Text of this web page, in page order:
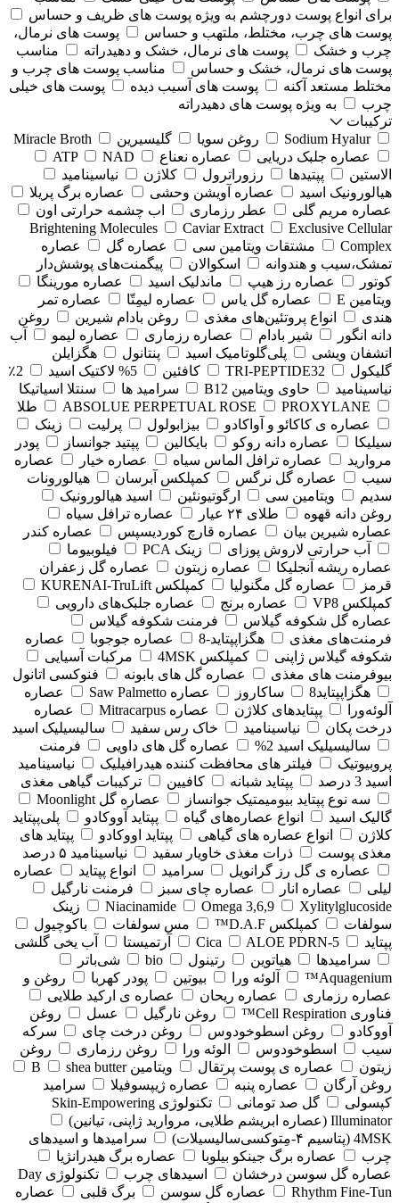
برای انواع پوست دورچشم به ویژه پوست های ظریف و حساس
پوست های چرب، مختلط، ملتهب و حساس
پوست های نرمال،
چرب و خشک
پوست های نرمال، خشک و دهیدراته
مناسب
پوست های نرمال، خشک و حساس
مناسب پوست های چرب و
مختلط مستعد آکنه
پوست های آسیب دیده
پوست های خیلی
چرب
به ویژه پوست های دهیدراته
ترکیبات
Sodium Hyalur
روغن سویا گلیسیرین
Miracle Broth
عصاره جلبک دریایی
عصاره نعناع ATP
NAD
الاستین
پپتیدها رزوراترول کلاژن
⁠نیاسینامید
هیالورونیک اسید
عصاره آویشن وحشی
عصاره برگ پریلا
عصاره مریم گلی
عطر رزماری
اب چشمه حرارتی اون
Brightening Molecules
Caviar Extract
Exclusive Cellular
Complex
مشتقات ویتامین سی عصاره گل
عصاره
تمشک،سیب و هندوانه
اسکوالان
پیگمنت‌های پوشش‌دار
کوتور
عصاره رز هیپ ماندلیک اسید
عصاره مورینگا
ویتامین E
عصاره گل یاس عصاره لیمِتّا
عصاره تمر
هندی
انواع پروتئین‌های مغذی روغن بادام شیرین
روغن
دانه انگور
شیر بادام عصاره رزماری عصاره لیمو
آب
اتشفان ویشی
پلی‌گلوتامیک اسید پنتانول
هگزایلن
گلیکول
TRI-PEPTIDE32 کافئین 5% لاکتیک اسید
2٪
نیاسینامید
حاوی ویتامین B12 سرامید ها
سنتلا اسیاتیکا
ABSOLUE PERPETUAL ROSE
PROXYLANE
طلا
عصاره ی کاکائو و آواکادو
بیزابولول پرلیت
زینک
سیلیکا
عصاره دانه روکو بایکالین پپتید جوانساز
پودر
مروارید
عصاره ترافل الماس سیاه عصاره خیار
عصاره
سیب
عصاره گل نرگس کمپلکس آبرسان
هیالورونات
سدیم
ویتامین سی ارگوتیونئین
اسید هیالورونیک
روغن دانه قهوه
طلای ۲۴ عیار
عصاره ترافل سیاه
عصاره شیرین بیان
عصاره قارچ کوردیسپس
عصاره کندر
آب حرارتی لاروش پوزای
زینک PCA
فیلوبیوما
عصاره ریشه آنجلیکا
عصاره زیتون
عصاره گل زعفران
قرمز
عصاره گل مگنولیا
کمپلکس KURENAI-TruLift
کمپلکس VP8
عصاره برنج
عصاره جلبک‌های دارویی
عصاره گل شکوفه گیلاس
فرمنت شکوفه گیلاس
فرمنت‌های مغذی
هگزاپپتاید-8 عصاره جوجوبا
عصاره
شکوفه گیلاس ژاپنی
کمپلکس 4MSK
مرکبات آسیایی
بیوفرمنت های مغذی
عصاره گل های بابونه
فنوکسی اتانول
هگزاپپتاید8
ساکاروز عصاره Saw Palmetto
عصاره
آلوئه‌ورا
پپتایدهای کلاژن عصاره Mitracarpus
عصاره
درخت پکان
نیاسینامید خاک رس سفید
سالیسیلیک اسید
سالیسیلیک اسید 2%
عصاره گل های داویی
فرمنت
پروبیوتیک
فیلتر های محافظت کننده هیدرافیلیک
نیاسینامید
اسید 3 درصد
پپتاید شبانه کافیین
ترکیبات گیاهی مغذی
سه نوع پپتاید بیومیمتیک جوانساز
عصاره گل Moonlight
گالیک اسید
انواع عصاره‌های گیاه پپتاید آووکادو
پلی‌پپتاید
کلاژن
انواع عصاره های گیاهی پپتاید اووکادو
پپتاید های
مغذی پوست
ذرات مغذی خاویار سفید
نیاسینامید ۵ درصد
عصاره ی گل رز گرانویل
سرامید انواع پپتاید
عصاره
لیلی
عصاره انار عصاره چای سبز
فرمنت نارگیل
Niacinamide
Omega 3,6,9 Xylitylglucoside
زینک
سولفات
کمپلکس D.A.F™ مس سولفات
باکوچیول
پپتاید
5-Cica
ALOE PDRN آرتمیستا
آب یخی گلشی
سرامیدها
هیاتوین رتینول bio
شی‌باتر
Aquagenium™
آلوئه ورا بیوتین پودر کهربا
روغن و
عصاره رزماری
عصاره ریحان
عصاره ی ارکید طلایی
فناوری Cell Respiration™
روغن نارگیل عسل
روغن
آووکادو
روغن اسطوخودوس روغن درخت چای
سرکه
سیب
اسطوخودوس الوئه ورا روغن رزماری
روغن
زیتون
عصاره ی پوست پرتقال ویتامین Bshea butter
روغن آرگان
عصاره پنبه عصاره ژیپسوفیلا
سرامید
کپسولی
گل صد تومانی
تکنولوژی Skin-Empowering
Illuminator (عصاره ابریشم طلایی، مروارید ژاپنی، تیانین)
4MSK (پتاسیم ۴‑مِتوکسی‌سالیسیلات)
سرامیدها و اسیدهای
چرب
عصاره برگ جینکو بیلوبا
عصاره برگ هیدرانژیا
عصاره گل سوسن درخشان
اسیدهای چرب
تکنولوژی Day
Rhythm Fine‑Tun
عصاره گل سوسن برگ قلبی
عصاره